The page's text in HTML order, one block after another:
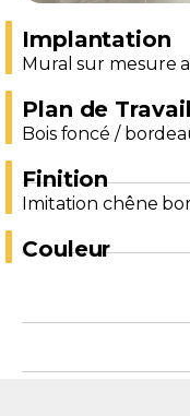
Implantation
Mural sur mesure
Plan de Travail
Bois foncé /
Finition
Imitation chêne
Couleur